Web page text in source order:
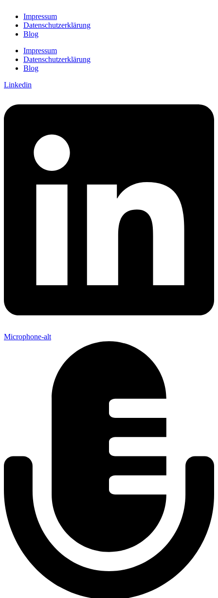
Impressum
Datenschutzerklärung
Blog
Impressum
Datenschutzerklärung
Blog
Linkedin
Microphone-alt